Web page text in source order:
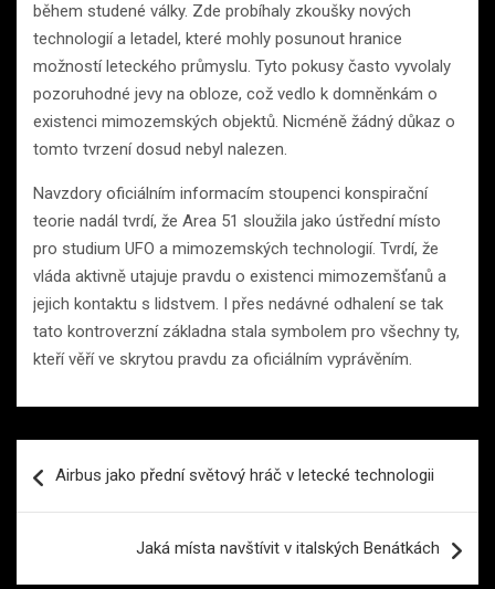
během studené války. Zde probíhaly zkoušky nových
technologií a letadel, které mohly posunout hranice
možností leteckého průmyslu. Tyto pokusy často vyvolaly
pozoruhodné jevy na obloze, což vedlo k domněnkám o
existenci mimozemských objektů. Nicméně žádný důkaz o
tomto tvrzení dosud nebyl nalezen.
Navzdory oficiálním informacím stoupenci konspirační
teorie nadál tvrdí, že Area 51 sloužila jako ústřední místo
pro studium UFO a mimozemských technologií. Tvrdí, že
vláda aktivně utajuje pravdu o existenci mimozemšťanů a
jejich kontaktu s lidstvem. I přes nedávné odhalení se tak
tato kontroverzní základna stala symbolem pro všechny ty,
kteří věří ve skrytou pravdu za oficiálním vyprávěním.
proAirbus jako přední světový hráč v letecké technologii
Jaká místa navštívit v italských Benátkách